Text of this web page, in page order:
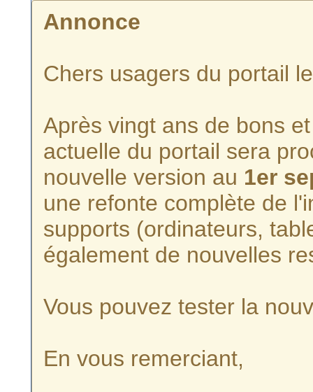
Annonce
Chers usagers du portail
Après vingt ans de bons
actuelle du portail sera
nouvelle version au 1er
une refonte complète de
supports (ordinateurs,
également de nouvelles
Vous pouvez tester la
En vous remerciant,